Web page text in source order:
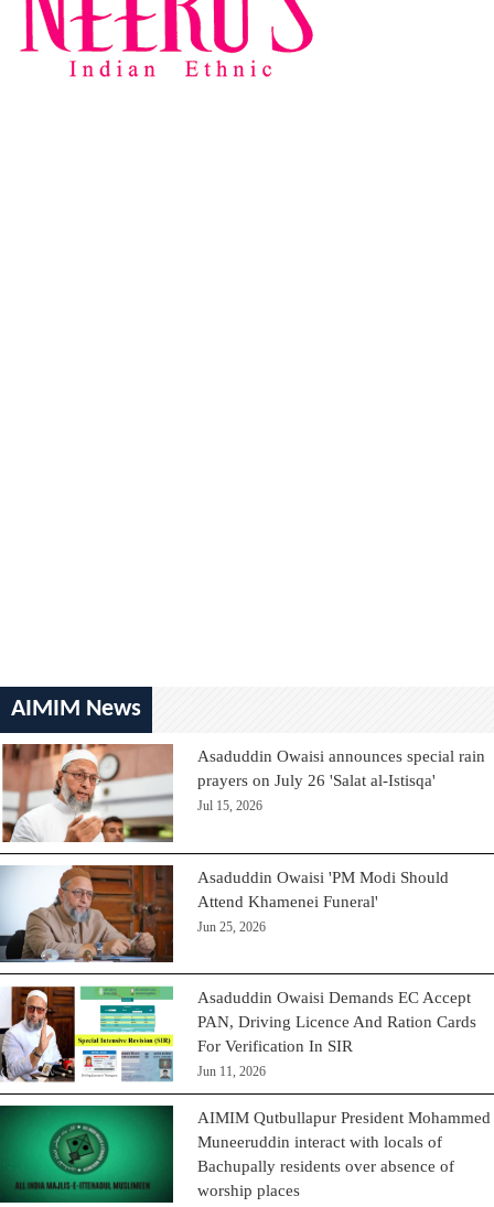
AIMIM News
Asaduddin Owaisi announces special rain
prayers on July 26 'Salat al-Istisqa'
Jul 15, 2026
Asaduddin Owaisi 'PM Modi Should
Attend Khamenei Funeral'
Jun 25, 2026
Asaduddin Owaisi Demands EC Accept
PAN, Driving Licence And Ration Cards
For Verification In SIR
Jun 11, 2026
AIMIM Qutbullapur President Mohammed
Muneeruddin interact with locals of
Bachupally residents over absence of
worship places